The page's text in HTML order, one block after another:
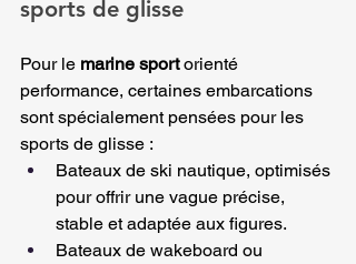
sports de glisse
Pour le marine sport orienté
performance, certaines embarcations
sont spécialement pensées pour les
sports de glisse :
Bateaux de ski nautique, optimisés
pour offrir une vague précise,
stable et adaptée aux figures.
Bateaux de wakeboard ou